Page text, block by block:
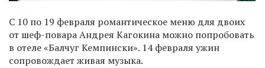
С 10 по 19 февраля романтическое меню для двоих
от шеф-повара Андрея Кагокина можно попробовать
в отеле «Балчуг Кемпински». 14 февраля ужин
сопровождает живая музыка.